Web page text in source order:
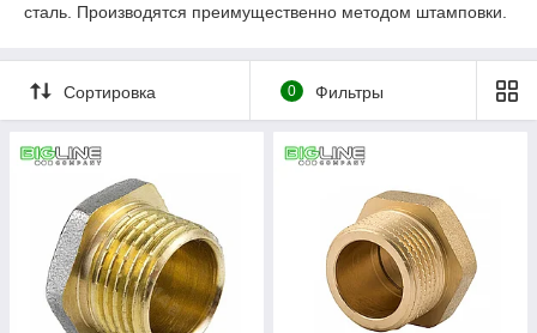
сталь. Производятся преимущественно методом штамповки.
Сортировка 0 Фильтры